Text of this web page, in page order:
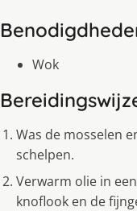
Wok
Was de mosselen
schelpen.
Verwarm olie in
knoflook en de